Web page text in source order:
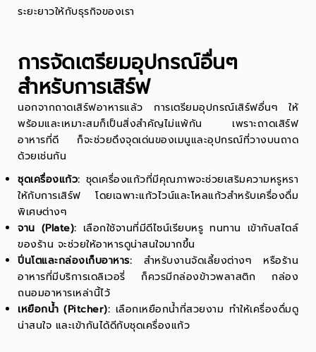
ระยะยาวให้กับธุรกิจของเรา
การจัดเตรียมอุปกรณ์อื่นๆ
สำหรับการเสิร์ฟ
นอกจากถาดเสิร์ฟอาหารแล้ว การเตรียมอุปกรณ์เสิร์ฟอื่นๆ ให้
พร้อมและเหมาะสมก็เป็นสิ่งสำคัญไม่แพ้กัน เพราะถาดเสิร์ฟ
อาหารที่ดี ก็จะช่วยดึงจุดเด่นของเมนูและอุปกรณ์ที่วางบนถาด
ด้วยเช่นกัน
ชุดเครื่องแก้ว: ชุดเครื่องแก้วที่มีคุณภาพจะช่วยเสริมความหรูหรา
ให้กับการเสิร์ฟ โดยเฉพาะแก้วไวน์และโหลแก้วสำหรับเครื่องดื่ม
พิเศษต่างๆ
จาน (Plate): เลือกใช้จานที่มีดีไซน์เรียบหรู ทนทาน เข้ากับสไตล์
ของร้าน จะช่วยให้อาหารดูน่าสนใจมากขึ้น
ปิ่นโตและกล่องเก็บอาหาร: สำหรับงานจัดเลี้ยงต่างๆ หรือร้าน
อาหารที่มีบริการเดลิเวอรี่ ก็ควรมีกล่องข้าวพลาสติก
กล่อง
ถนอมอาหารเหล่านี้ไว้
เหยือกน้ำ (Pitcher): เลือกเหยือกน้ำที่สวยงาม ทำให้เครื่องดื่มดู
น่าสนใจ และเข้ากันได้ดีกับชุดเครื่องแก้ว